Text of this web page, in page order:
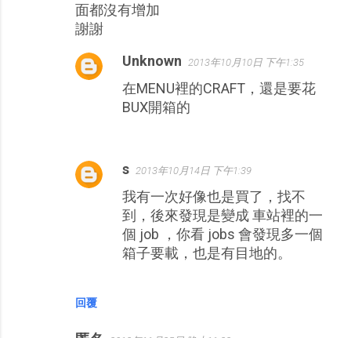
面都沒有增加
謝謝
回覆
Unknown 2013年10月10日 下午1:35
在MENU裡的CRAFT，還是要花
BUX開箱的
s 2013年10月14日 下午1:39
我有一次好像也是買了，找不
到，後來發現是變成 車站裡的一
個 job ，你看 jobs 會發現多一個
箱子要載，也是有目地的。